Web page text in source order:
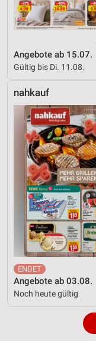
Angebote ab 15.07.
Gültig bis Di. 11.08.
nahkauf
Angebote ab 03.08.
Noch heute gültig